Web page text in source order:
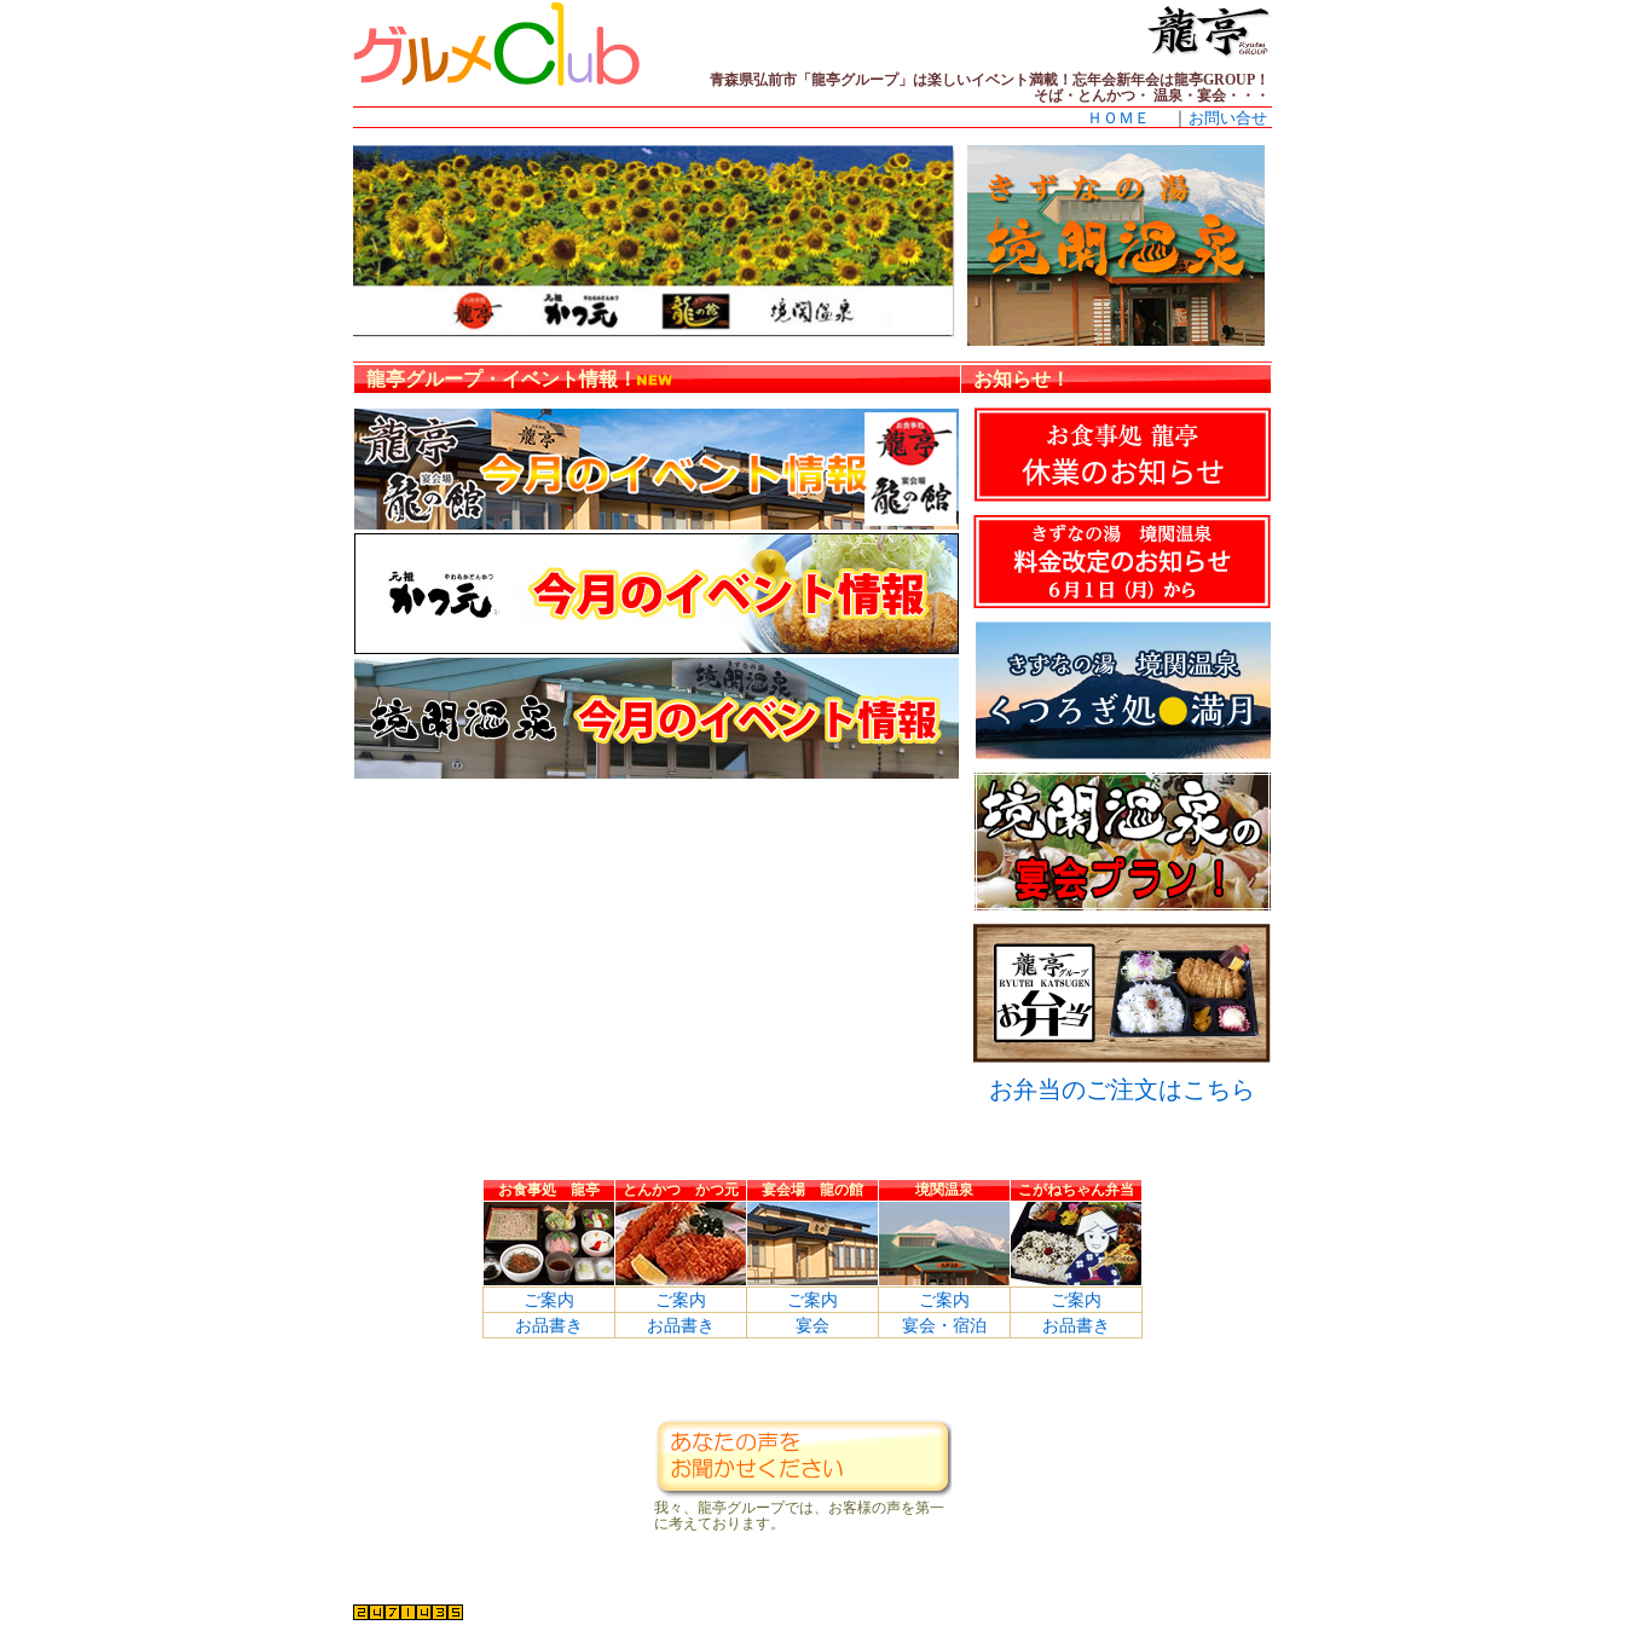
青森県弘前市「龍亭グループ」は楽しいイベント満載！忘年会新年会は龍亭GROUP！
そば・とんかつ・ 温泉・宴会・・・
ＨＯＭＥ ｜ お問い合せ
龍亭グループ・イベント情報！ お知らせ！
お弁当のご注文はこちら
お食事処 龍亭 とんかつ かつ元 宴会場 龍の館 境関温泉 こがねちゃん弁当
ご案内 ご案内 ご案内 ご案内
ご案内
お品書き
お品書き 宴会 宴会・宿泊 お品書き
我々、龍亭グループでは、お客様の声を第一
に考えております。